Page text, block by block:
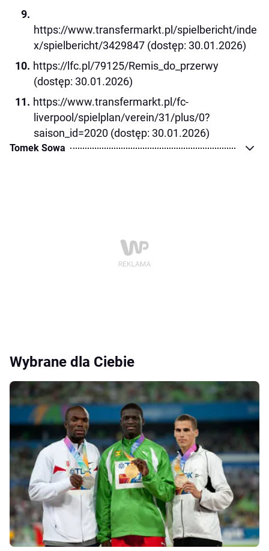
https://www.transfermarkt.pl/spielbericht/inde
x/spielbericht/3429847 (dostęp: 30.01.2026)
https://lfc.pl/79125/Remis_do_przerwy
(dostęp: 30.01.2026)
https://www.transfermarkt.pl/fc-
liverpool/spielplan/verein/31/plus/0?
saison_id=2020 (dostęp: 30.01.2026)
Tomek Sowa
Wybrane dla Ciebie